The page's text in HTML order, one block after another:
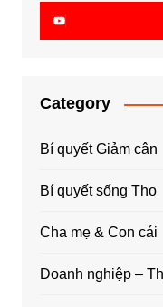
Category
Bí quyết Giảm cân
Bí quyết sống Thọ
Cha mẹ & Con cái
Doanh nghiệp –